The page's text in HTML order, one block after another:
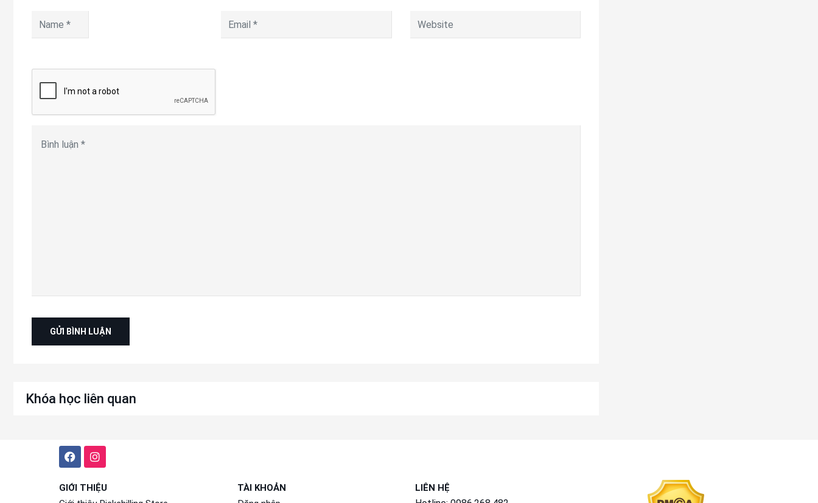
Khóa học liên quan
GIỚI THIỆU
TÀI KHOẢN
LIÊN HỆ